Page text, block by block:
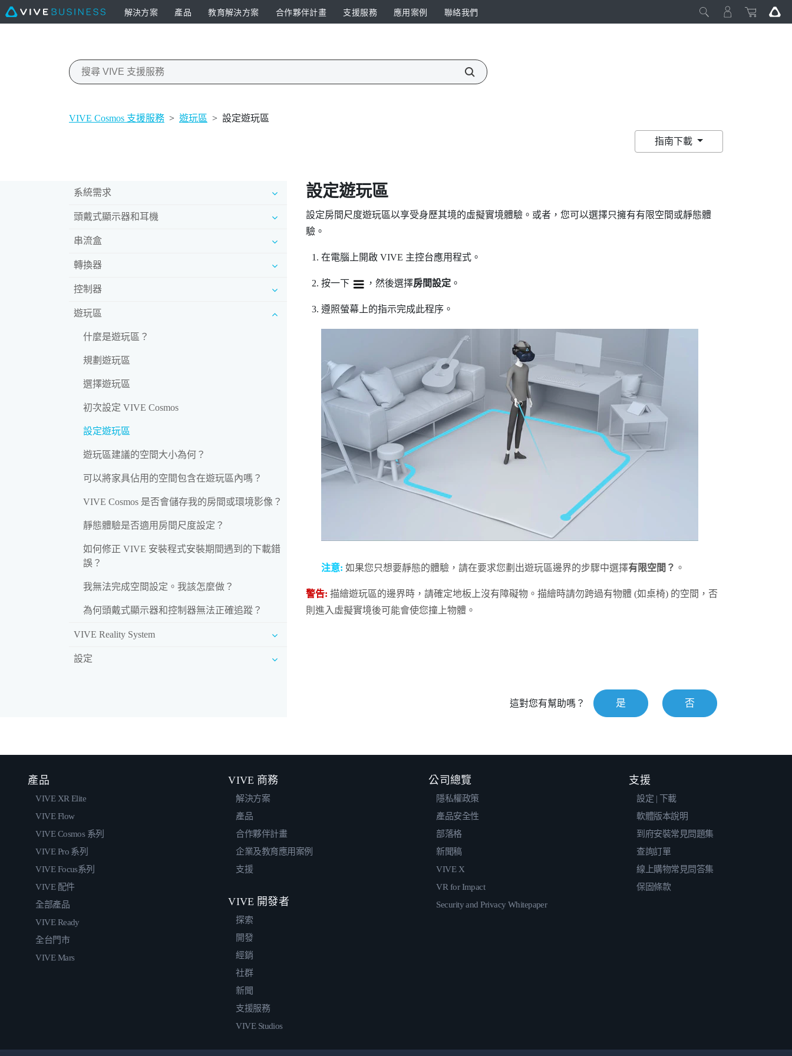
解決方案 產品 教育解決方案 合作夥伴計畫 支援服務 應用案例 聯絡我們
VIVE Cosmos 支援服務 > 遊玩區 > 設定遊玩區
指南下載
系統需求
頭戴式顯示器和耳機
串流盒
轉換器
控制器
遊玩區
什麼是遊玩區？
規劃遊玩區
選擇遊玩區
初次設定 VIVE Cosmos
設定遊玩區
遊玩區建議的空間大小為何？
可以將家具佔用的空間包含在遊玩區內嗎？
VIVE Cosmos 是否會儲存我的房間或環境影像？
靜態體驗是否適用房間尺度設定？
如何修正 VIVE 安裝程式安裝期間遇到的下載錯
誤？
我無法完成空間設定。我該怎麼做？
為何頭戴式顯示器和控制器無法正確追蹤？
VIVE Reality System
設定
設定遊玩區
設定房間尺度遊玩區以享受身歷其境的虛擬實境體驗。或者，您可以選擇只擁有有限空間或靜態體
驗。
在電腦上開啟 VIVE 主控台應用程式。
按一下 ，然後選擇房間設定。
遵照螢幕上的指示完成此程序。
注意: 如果您只想要靜態的體驗，請在要求您劃出遊玩區邊界的步驟中選擇有限空間？ 。
警告: 描繪遊玩區的邊界時，請確定地板上沒有障礙物。描繪時請勿跨過有物體 (如桌椅) 的空間，否
則進入虛擬實境後可能會使您撞上物體。
這對您有幫助嗎？ 是 否
產品
VIVE XR Elite
VIVE Flow
VIVE Cosmos 系列
VIVE Pro 系列
VIVE Focus系列
VIVE 配件
全部產品
VIVE Ready
全台門市
VIVE Mars
VIVE 商務
解決方案
產品
合作夥伴計畫
企業及教育應用案例
支援
VIVE 開發者
探索
開發
經銷
社群
新聞
支援服務
VIVE Studios
公司總覽
隱私權政策
產品安全性
部落格
新聞稿
VIVE X
VR for Impact
Security and Privacy Whitepaper
支援
設定 | 下載
軟體版本說明
到府安裝常見問題集
查詢訂單
線上購物常見問答集
保固條款